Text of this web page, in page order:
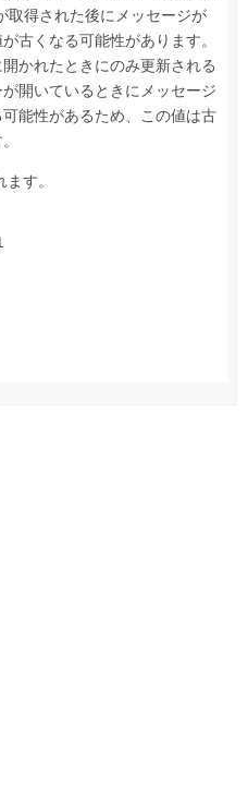
取得された後にメッセージが
古くなる可能性があります。
かれたときにのみ更新される
開いているときにメッセージ
能性があるため、この値は古
す。